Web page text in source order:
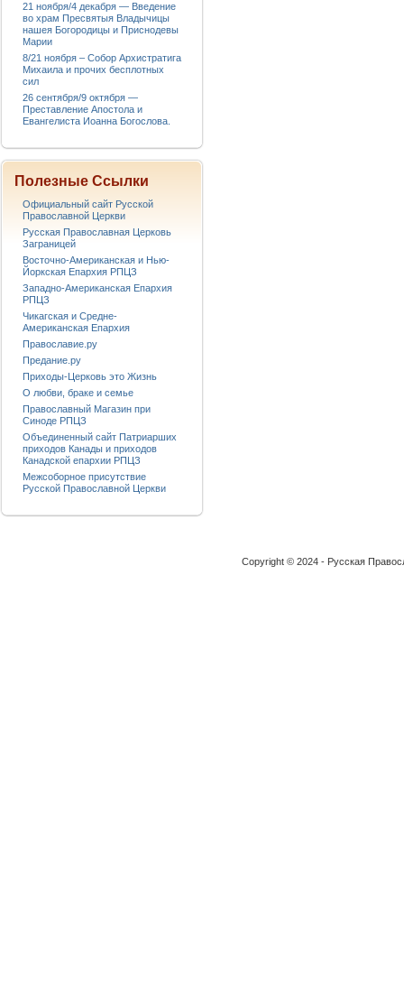
21 ноября/4 декабря — Введение
во храм Пресвятыя Владычицы
нашея Богородицы и Приснодевы
Марии
8/21 ноября – Собор Архистратига
Михаила и прочих бесплотных
сил
26 сентября/9 октября —
Преставление Апостола и
Евангелиста Иоанна Богослова.
Полезные Ссылки
Официальный сайт Русской
Православной Церкви
Русская Православная Церковь
Заграницей
Восточно-Американская и Нью-
Йоркская Епархия РПЦЗ
Западно-Американская Епархия
РПЦЗ
Чикагская и Средне-
Американская Епархия
Православие.ру
Предание.ру
Приходы-Церковь это Жизнь
О любви, браке и семье
Православный Магазин при
Синоде РПЦЗ
Объединенный сайт Патриарших
приходов Канады и приходов
Канадской епархии РПЦЗ
Межсоборное присутствие
Русской Православной Церкви
Copyright © 2024 - Русская